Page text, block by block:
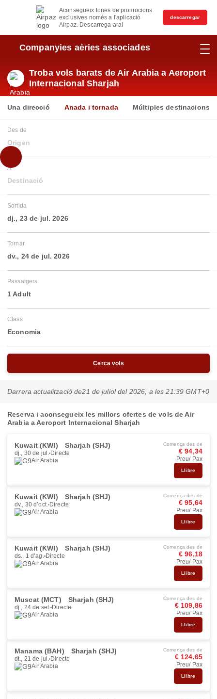
Aconsegueix tones de promocions
exclusives només a l'aplicació
Airpaz. Descarrega ara!
descarregar
Companyies aèries associades
Troba vols barats de Air Arabia a Aeroport
Internacional Sharjah
Una direcció Anada i tornada Múltiples destinacions
Des de
Origen
A
Destinació
Sortida
dj., 23 de jul. 2026
Tornar
dv., 24 de jul. 2026
Passatgers
1 Adult
Class
Economia
Cerca vols
Darrera actualització de21 de juliol del 2026, a les 21:39 GMT+0
Reserva i aconsegueix les millors ofertes de vols de Air
Arabia a Aeroport Internacional Sharjah
Kuwait (KWI) Sharjah (SHJ)
dj., 30 de jul. Directe
Air Arabia
Comença des de
€ 94,34
Preu/ Pax
Llibre
Kuwait (KWI) Sharjah (SHJ)
dv., 30 d’oct. Directe
Air Arabia
Comença des de
€ 95,64
Preu/ Pax
Llibre
Kuwait (KWI) Sharjah (SHJ)
ds., 1 d’ag. Directe
Air Arabia
Comença des de
€ 96,18
Preu/ Pax
Llibre
Muscat (MCT) Sharjah (SHJ)
dj., 24 de set. Directe
Air Arabia
Comença des de
€ 109,86
Preu/ Pax
Llibre
Manama (BAH) Sharjah (SHJ)
dt., 21 de jul. Directe
Air Arabia
Comença des de
€ 124,65
Preu/ Pax
Llibre